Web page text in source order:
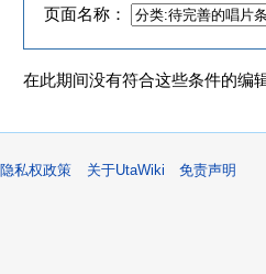
页面名称：
在此期间没有符合这些条件的编
隐私权政策 关于UtaWiki 免责声明